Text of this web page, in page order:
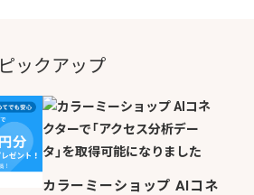
ピックアップ
カラーミーショップ AIコネ